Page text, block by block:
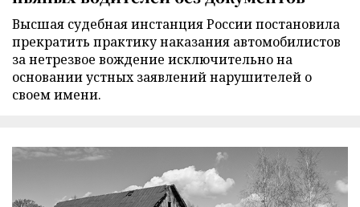
Высшая судебная инстанция России постановила
прекратить практику наказания автомобилистов
за нетрезвое вождение исключительно на
основании устных заявлений нарушителей о
своем имени.